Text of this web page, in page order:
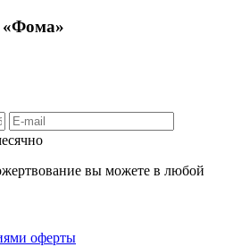
«Фома»
вы можете в любой
оферты